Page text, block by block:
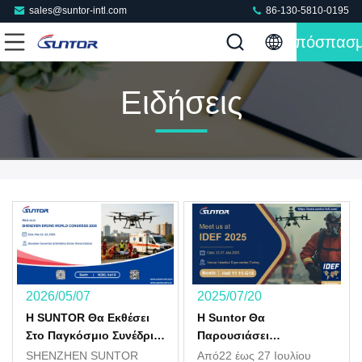
sales@suntor-intl.com 86-130-5810-0195
Ειδήσεις
2026/05/07
Η SUNTOR Θα Εκθέσει
Στο Παγκόσμιο Συνέδριο
Drone Του Shenzhen
SHENZHEN SUNTOR
2025/07/20
Η Suntor Θα
Παρουσιάσει
Πρωτοποριακές Λύσεις
Από22 έως 27 Ιουλίου